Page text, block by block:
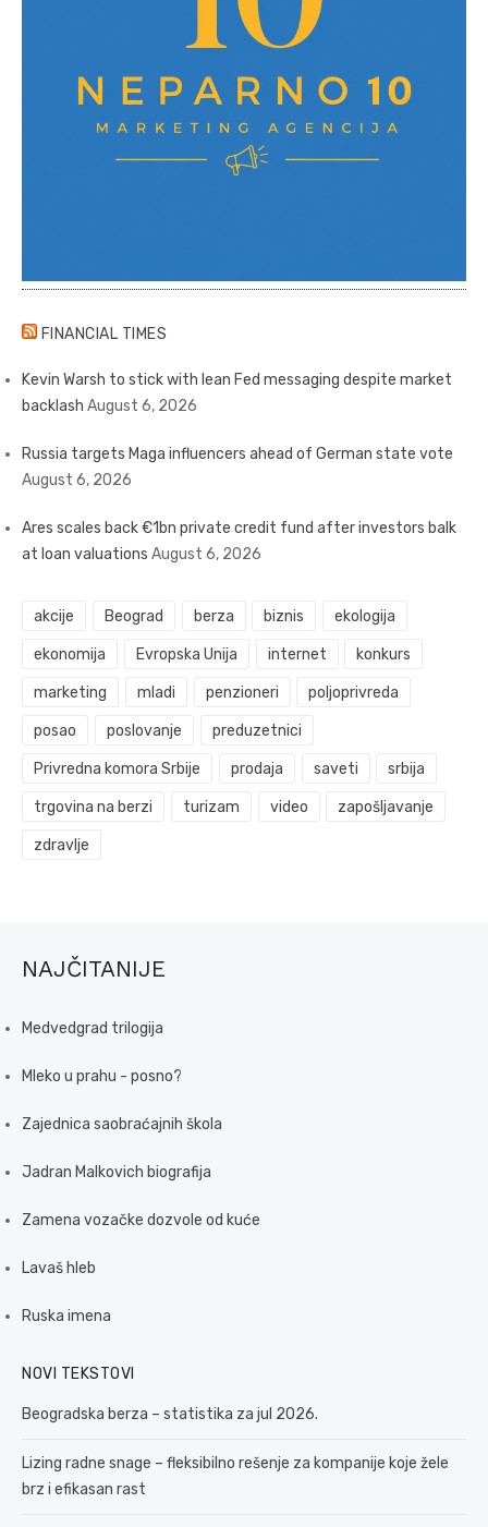
FINANCIAL TIMES
Kevin Warsh to stick with lean Fed messaging despite market
backlash August 6, 2026
Russia targets Maga influencers ahead of German state vote
August 6, 2026
Ares scales back €1bn private credit fund after investors balk
at loan valuations August 6, 2026
akcije Beograd berza biznis ekologija
ekonomija Evropska Unija internet konkurs
marketing mladi penzioneri poljoprivreda
posao poslovanje preduzetnici
Privredna komora Srbije prodaja saveti srbija
trgovina na berzi turizam video zapošljavanje
zdravlje
NAJČITANIJE
Medvedgrad trilogija
Mleko u prahu - posno?
Zajednica saobraćajnih škola
Jadran Malkovich biografija
Zamena vozačke dozvole od kuće
Lavaš hleb
Ruska imena
NOVI TEKSTOVI
Beogradska berza – statistika za jul 2026.
Lizing radne snage – fleksibilno rešenje za kompanije koje žele
brz i efikasan rast